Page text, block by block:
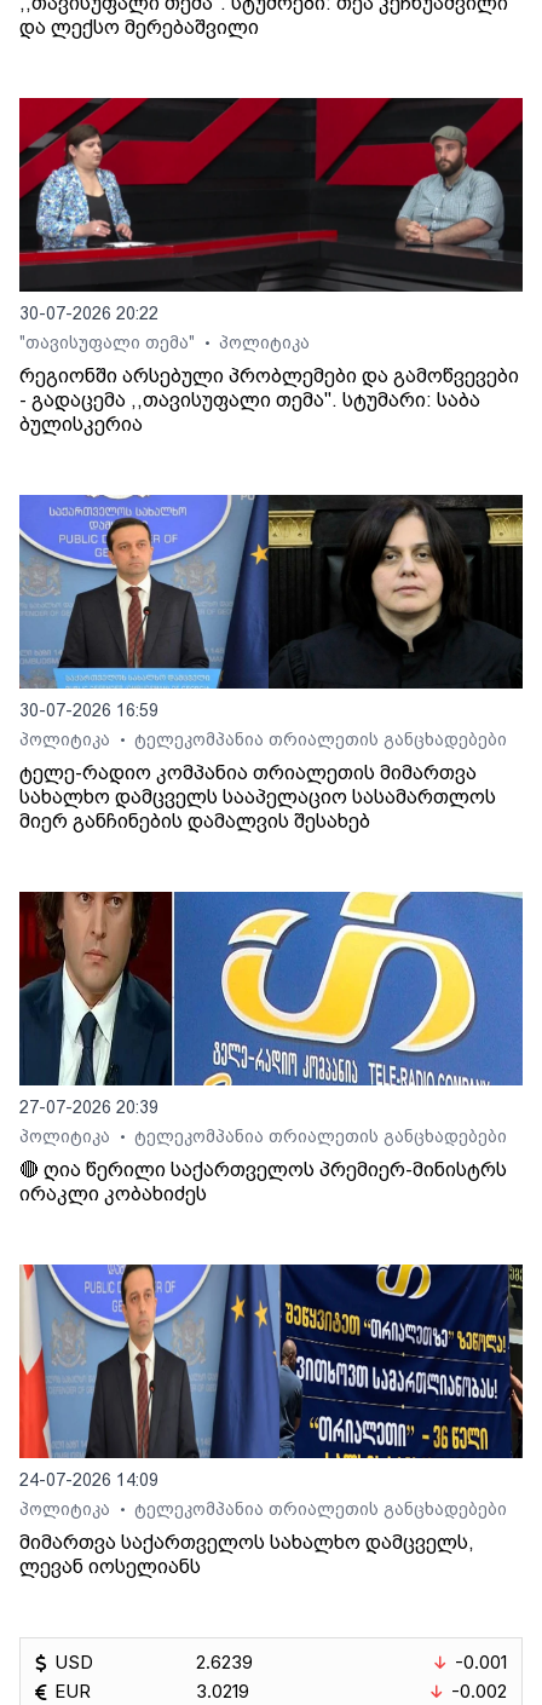
და ლექსო მერებაშვილი
30-07-2026 20:22
"თავისუფალი თემა"
• პოლიტიკა
რეგიონში არსებული პრობლემები და გამოწვევები
- გადაცემა ,,თავისუფალი თემა". სტუმარი: საბა
ბულისკერია
30-07-2026 16:59
პოლიტიკა
• ტელეკომპანია თრიალეთის განცხადებები
ტელე-რადიო კომპანია თრიალეთის მიმართვა
სახალხო დამცველს სააპელაციო სასამართლოს
მიერ განჩინების დამალვის შესახებ
27-07-2026 20:39
პოლიტიკა
• ტელეკომპანია თრიალეთის განცხადებები
🔴 ღია წერილი საქართველოს პრემიერ-მინისტრს
ირაკლი კობახიძეს
24-07-2026 14:09
პოლიტიკა
• ტელეკომპანია თრიალეთის განცხადებები
მიმართვა საქართველოს სახალხო დამცველს,
ლევან იოსელიანს
USD
EUR
2.6239
3.0219
-0.001
-0.002